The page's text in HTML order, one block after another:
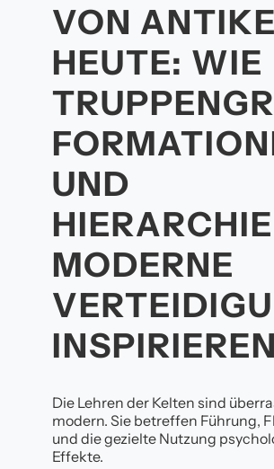
VON
HEUTE: WIE
ND H
IERARCHIEN
ODERNE V
NSPIRIEREN
Die Lehren der Kelten sind
modern. Sie betreffen Führung,
und die gezielte Nutzung
Effekte.